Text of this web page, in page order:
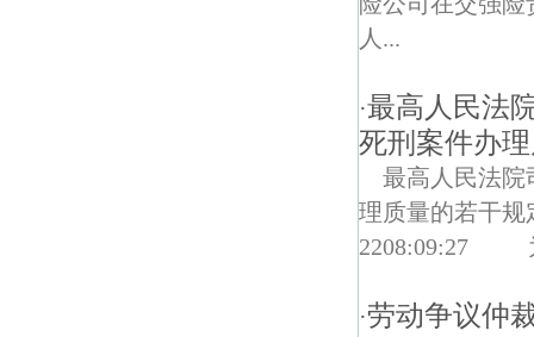
人...
·最高人民法
死刑案件办
最高人民法院
理质量的若干规
2208:09:27 为
·劳动争议仲